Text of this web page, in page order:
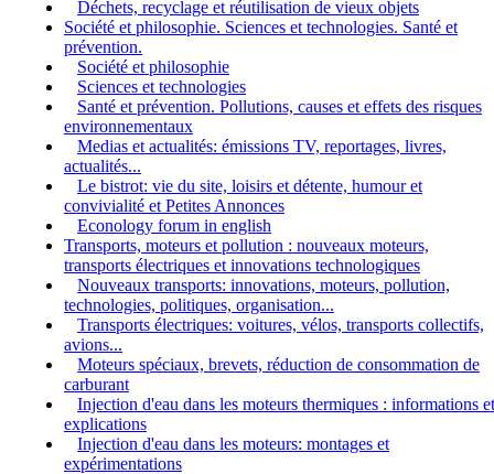
Déchets, recyclage et réutilisation de vieux objets
Société et philosophie. Sciences et technologies. Santé et
prévention.
Société et philosophie
Sciences et technologies
Santé et prévention. Pollutions, causes et effets des risques
environnementaux
Medias et actualités: émissions TV, reportages, livres,
actualités...
Le bistrot: vie du site, loisirs et détente, humour et
convivialité et Petites Annonces
Econology forum in english
Transports, moteurs et pollution : nouveaux moteurs,
transports électriques et innovations technologiques
Nouveaux transports: innovations, moteurs, pollution,
technologies, politiques, organisation...
Transports électriques: voitures, vélos, transports collectifs,
avions...
Moteurs spéciaux, brevets, réduction de consommation de
carburant
Injection d'eau dans les moteurs thermiques : informations et
explications
Injection d'eau dans les moteurs: montages et
expérimentations